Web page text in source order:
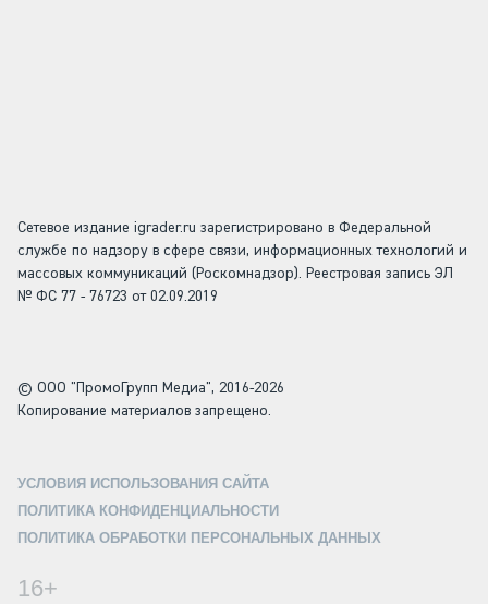
Сетевое издание igrader.ru зарегистрировано в Федеральной
службе по надзору в сфере связи, информационных технологий и
массовых коммуникаций (Роскомнадзор). Реестровая запись ЭЛ
№ ФС 77 - 76723 от 02.09.2019
© ООО "ПромоГрупп Медиа", 2016-2026
Копирование материалов запрещено.
УСЛОВИЯ ИСПОЛЬЗОВАНИЯ САЙТА
ПОЛИТИКА КОНФИДЕНЦИАЛЬНОСТИ
ПОЛИТИКА ОБРАБОТКИ ПЕРСОНАЛЬНЫХ ДАННЫХ
16+